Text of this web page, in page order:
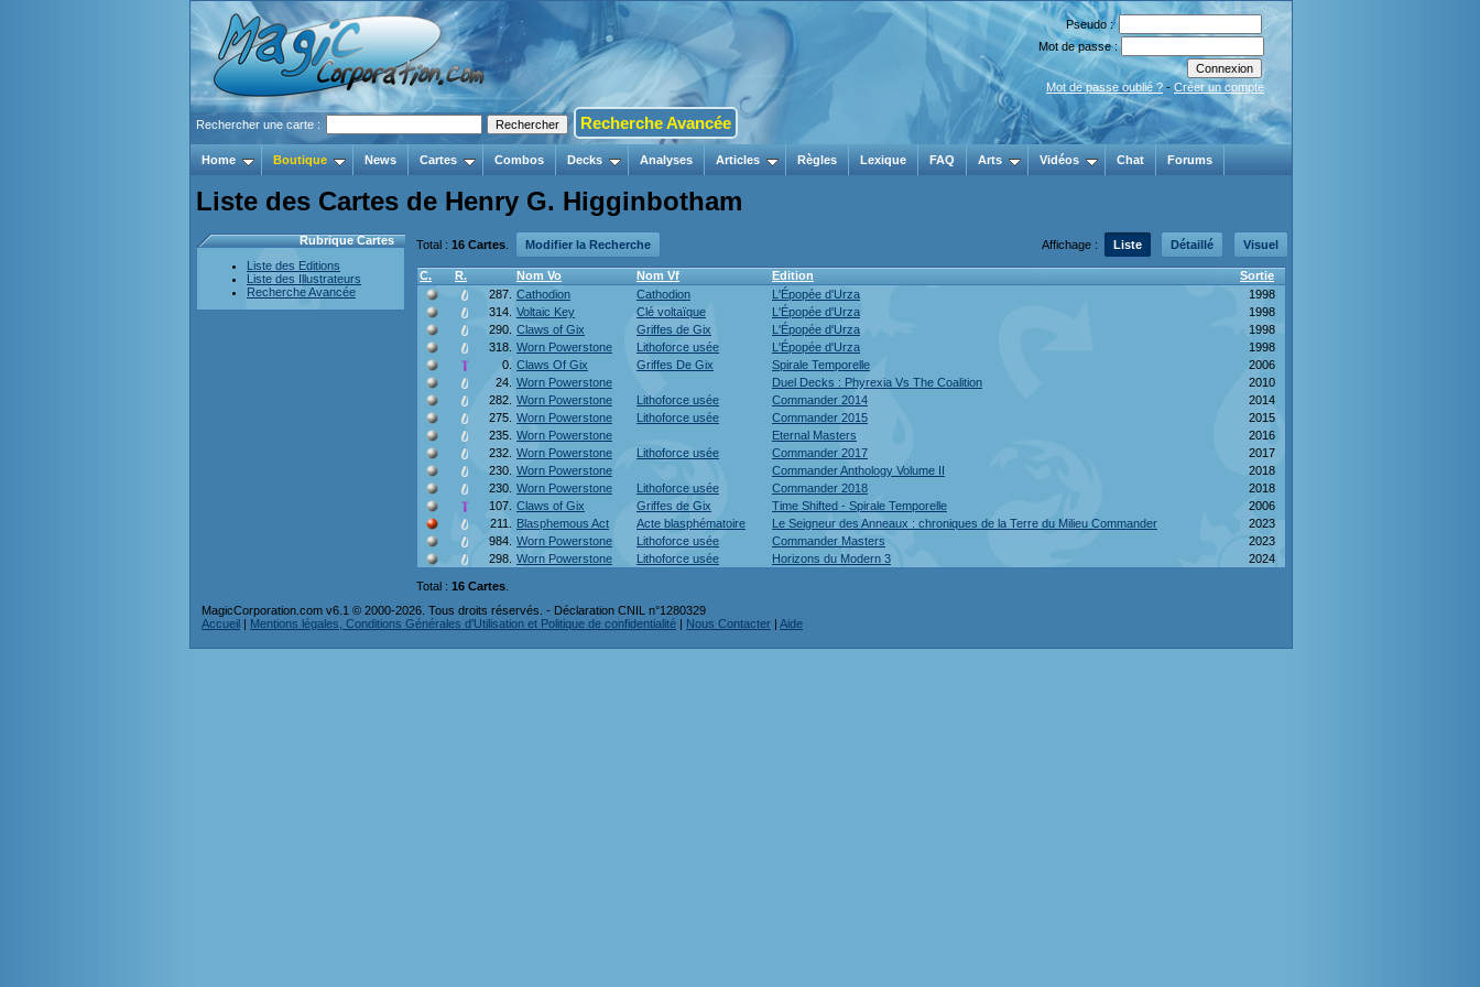
Pseudo :
Mot de passe :
Mot de passe oublié ? - Créer un compte
Rechercher une carte : Recherche Avancée
Home Boutique News Cartes Combos Decks Analyses Articles Règles Lexique FAQ Arts Vidéos Chat Forums
Liste des Cartes de Henry G. Higginbotham
Rubrique Cartes
Liste des Editions
Liste des Illustrateurs
Recherche Avancée
Total : 16 Cartes Modifier la Recherche Affichage : Liste Détaillé Visuel
C. R. Nom Vo Nom Vf Edition
Sortie
287. Cathodion Cathodion L'Épopée d'Urza
1998
314. Voltaic Key Clé voltaïque L'Épopée d'Urza
1998
290. Claws of Gix Griffes de Gix L'Épopée d'Urza
1998
318. Worn Powerstone Lithoforce usée L'Épopée d'Urza
1998
0. Claws Of Gix Griffes De Gix Spirale Temporelle
2006
24. Worn Powerstone Duel Decks : Phyrexia Vs The Coalition
2010
282. Worn Powerstone Lithoforce usée Commander 2014
2014
275. Worn Powerstone Lithoforce usée Commander 2015
2015
235. Worn Powerstone Eternal Masters
2016
232. Worn Powerstone Lithoforce usée Commander 2017
2017
230. Worn Powerstone Commander Anthology Volume II
2018
230. Worn Powerstone Lithoforce usée Commander 2018
2018
107. Claws of Gix Griffes de Gix Time Shifted - Spirale Temporelle
2006
211.
Blasphemous Act Acte blasphématoire Le Seigneur des Anneaux : chroniques de la Terre du Milieu Commander
2023
984. Worn Powerstone Lithoforce usée Commander Masters
2023
298. Worn Powerstone Lithoforce usée Horizons du Modern 3 2024
Total : 16 Cartes
MagicCorporation.com v6.1 © 2000-2026. Tous droits réservés. - Déclaration CNIL n°1280329
Accueil | Mentions légales, Conditions Générales d'Utilisation et Politique de confidentialité | Nous Contacter | Aide